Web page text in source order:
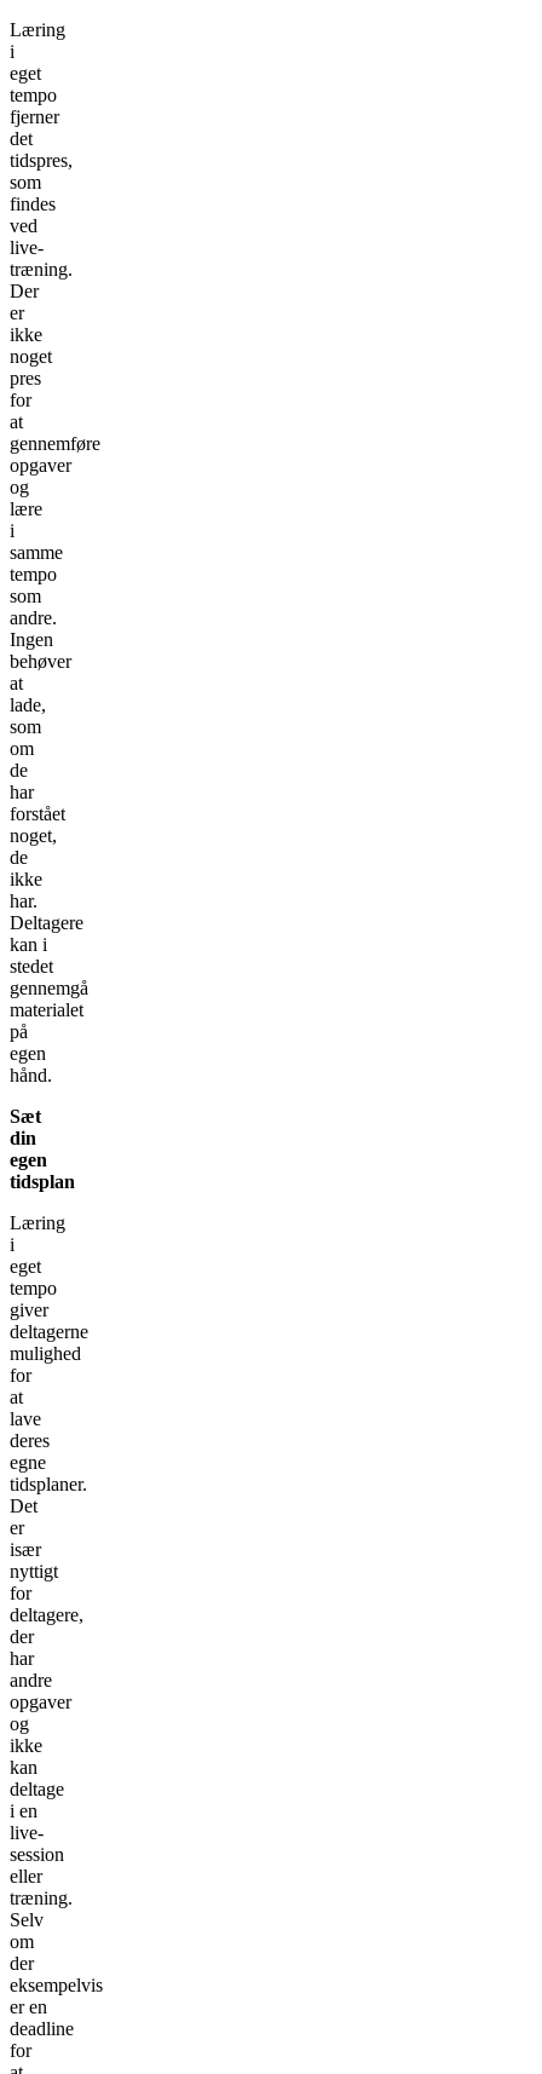
Læring
i
eget
tempo
fjerner
det
tidspres,
som
findes
ved
live-
træning.
Der
er
ikke
noget
pres
for
at
gennemføre
opgaver
og
lære
i
samme
tempo
som
andre.
Ingen
behøver
at
lade,
som
om
de
har
forstået
noget,
de
ikke
har.
Deltagere
kan i
stedet
gennemgå
materialet
på
egen
hånd.
Sæt
din
egen
tidsplan
Læring
i
eget
tempo
giver
deltagerne
mulighed
for
at
lave
deres
egne
tidsplaner.
Det
er
især
nyttigt
for
deltagere,
der
har
andre
opgaver
og
ikke
kan
deltage
i en
live-
session
eller
træning.
Selv
om
der
eksempelvis
er en
deadline
for